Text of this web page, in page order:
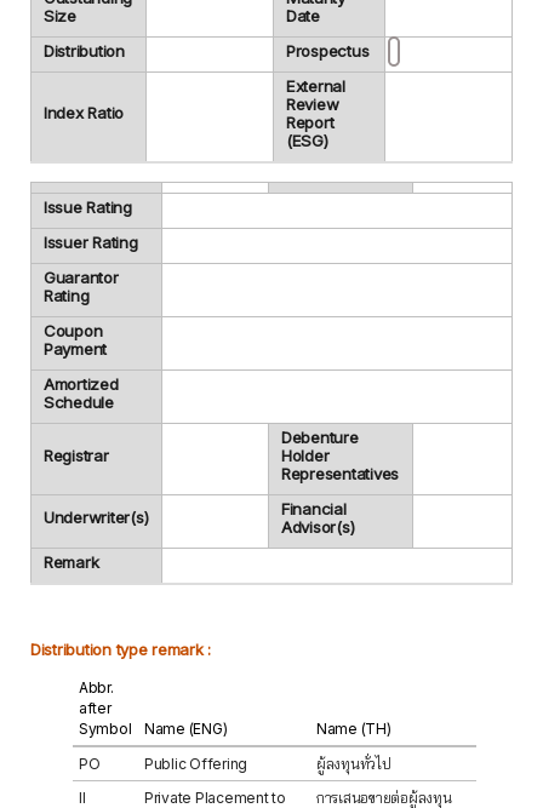
Size
Date
Distribution
Prospectus
Index Ratio
External
Review
Report
(ESG)
Issue Rating
Issuer Rating
Guarantor
Rating
Coupon
Payment
Amortized
Schedule
Registrar
Debenture
Holder
Representatives
Underwriter(s)
Financial
Advisor(s)
Remark
Distribution type remark :
Abbr.
after
Symbol
Name (ENG)
Name (TH)
PO
Public Offering
ผู้ลงทุนทั่วไป
II
Private Placement to
การเสนอขายต่อผู้ลงทุน